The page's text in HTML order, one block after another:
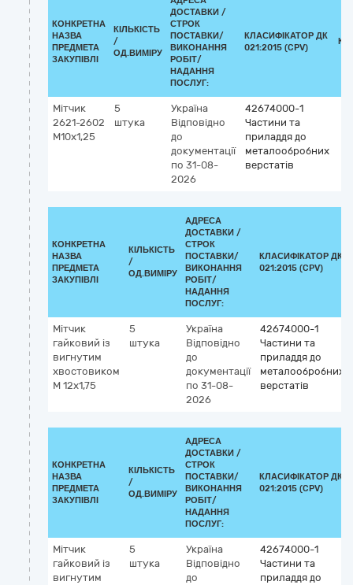
КОНКРЕТНА
НАЗВА
ПРЕДМЕТА
ЗАКУПІВЛІ
КІЛЬКІСТЬ
/
ОД.ВИМІРУ
ДОСТАВКИ /
СТРОК
ПОСТАВКИ/
ВИКОНАННЯ
РОБІТ/
НАДАННЯ
ПОСЛУГ:
КЛАСИФІКАТОР ДК
021:2015 (CPV)
Мітчик
2621-2602
М10х1,25
5
штука
Україна
Відповідно
до
документації
по 31-08-
2026
42674000-1
Частини та
приладдя до
металообробних
верстатів
КОНКРЕТНА
НАЗВА
ПРЕДМЕТА
ЗАКУПІВЛІ
КІЛЬКІСТЬ
/
ОД.ВИМІРУ
АДРЕСА
ДОСТАВКИ /
СТРОК
ПОСТАВКИ/
ВИКОНАННЯ
РОБІТ/
НАДАННЯ
ПОСЛУГ:
КЛАСИФІКАТОР ДК
021:2015 (CPV)
Мітчик
гайковий із
вигнутим
хвостовиком
М 12х1,75
5
штука
Україна
Відповідно
до
документації
по 31-08-
2026
42674000-1
Частини та
приладдя до
металообробних
верстатів
КОНКРЕТНА
НАЗВА
ПРЕДМЕТА
ЗАКУПІВЛІ
КІЛЬКІСТЬ
/
ОД.ВИМІРУ
АДРЕСА
ДОСТАВКИ /
СТРОК
ПОСТАВКИ/
ВИКОНАННЯ
РОБІТ/
НАДАННЯ
ПОСЛУГ:
КЛАСИФІКАТОР ДК
021:2015 (CPV)
Мітчик
гайковий із
вигнутим
5
штука
Україна
Відповідно
до
42674000-1
Частини та
приладдя до